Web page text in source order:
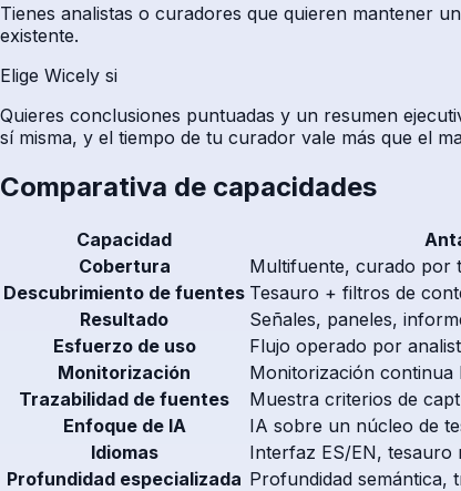
Tienes analistas o curadores que quieren mantener
existente.
Elige Wicely si
Quieres conclusiones puntuadas y un resumen
sí misma, y el tiempo de tu curador vale más que el
Comparativa de capacidades
Capacidad
Cobertura
Multifuente, curado por
Descubrimiento de fuentes Tesauro + filtros de
Resultado
Señales, paneles,
Esfuerzo de uso
Flujo operado por
Monitorización
Monitorización continua
Trazabilidad de fuentes
Muestra criterios de
Enfoque de IA
IA sobre un núcleo de
Idiomas
Interfaz ES/EN, tesauro
Profundidad especializada Profundidad semántica,